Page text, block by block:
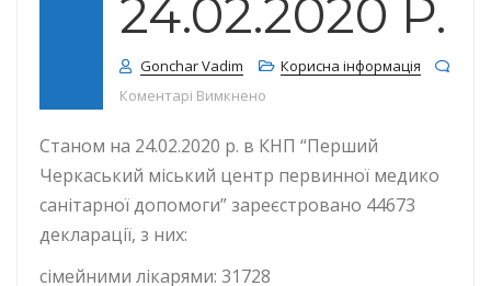
24.02.2020 Р.
Gonchar Vadim
Корисна інформація
Коментарі Вимкнено
Станом на 24.02.2020 р. в КНП “Перший
Черкаський міський центр первинної медико
санітарної допомоги” зареєстровано 44673
декларації, з них:
сімейними лікарями: 31728